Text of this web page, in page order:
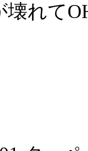
壊れて